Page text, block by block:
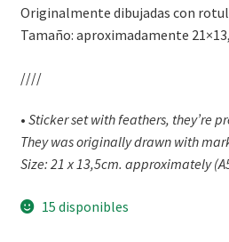
Originalmente dibujadas con
Tamaño: aproximadamente
////
• Sticker set with feathers, they’re
They was originally drawn with
Size: 21 x 13,5cm. approximately
15 disponibles